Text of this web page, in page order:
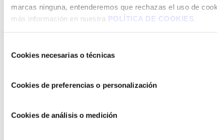
marcas ninguna, entenderemos que rechazas el uso de
más información en nuestra POLÍTICA DE COOKIES.
deCookies necesarias o técnicas
Cookies de preferencias o personalización
Cookies de análisis o medición
ARTÍCULOS RELACIONADOS